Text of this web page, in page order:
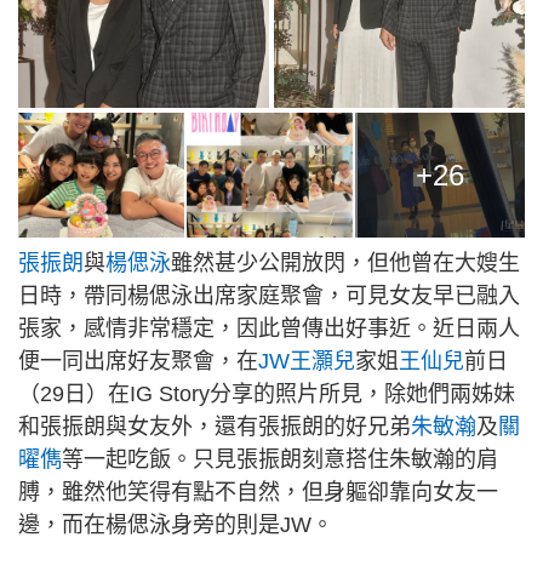
+26
張振朗與楊偲泳雖然甚少公開放閃，但他曾在大嫂生
日時，帶同楊偲泳出席家庭聚會，可見女友早已融入
張家，感情非常穩定，因此曾傳出好事近。近日兩人
便一同出席好友聚會，在JW王灝兒家姐王仙兒前日
（29日）在IG Story分享的照片所見，除她們兩姊妹
和張振朗與女友外，還有張振朗的好兄弟朱敏瀚及關
曜儁等一起吃飯。只見張振朗刻意搭住朱敏瀚的肩
膊，雖然他笑得有點不自然，但身軀卻靠向女友一
邊，而在楊偲泳身旁的則是JW。